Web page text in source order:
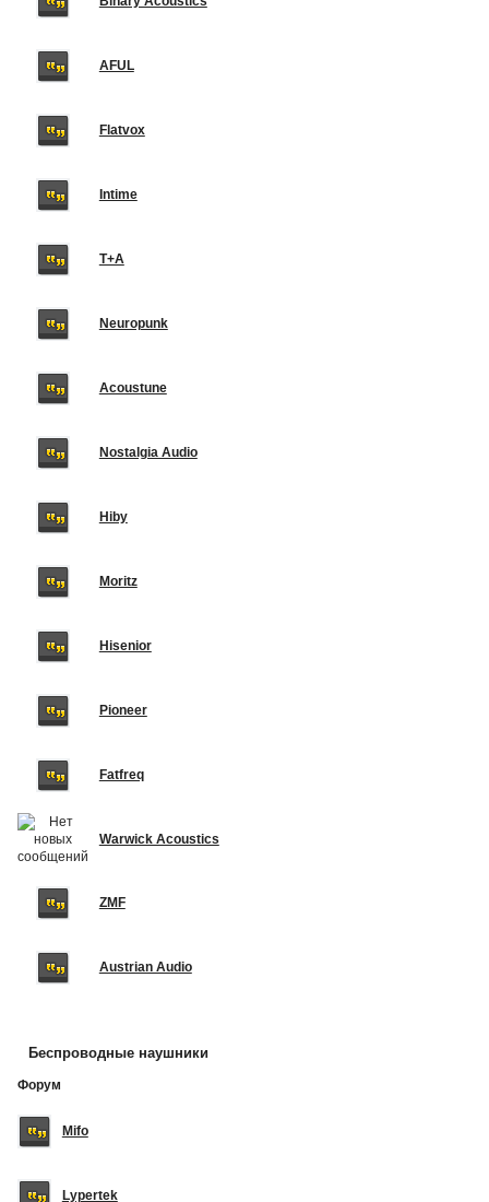
AFUL
Flatvox
Intime
T+A
Neuropunk
Acoustune
Nostalgia Audio
Hiby
Moritz
Hisenior
Pioneer
Fatfreq
Warwick Acoustics
ZMF
Austrian Audio
Беспроводные наушники
Форум
Mifo
Lypertek